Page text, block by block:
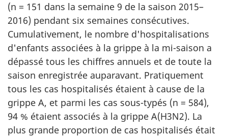
(n = 151 dans la semaine 9 de la saison 2015–
2016) pendant six semaines consécutives.
Cumulativement, le nombre d'hospitalisations
d'enfants associées à la grippe à la mi-saison a
dépassé tous les chiffres annuels et de toute la
saison enregistrée auparavant. Pratiquement
tous les cas hospitalisés étaient à cause de la
grippe A, et parmi les cas sous-typés (n = 584),
94 % étaient associés à la grippe A(H3N2). La
plus grande proportion de cas hospitalisés était